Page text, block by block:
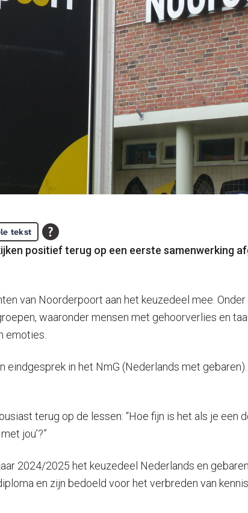
tekst
positief terug op een eerste samenwerking
van Noorderpoort aan het keuzedeel mee.
waaronder mensen met gehoorverlies en
emoties.
eindgesprek in het NmG (Nederlands met
terug op de lessen: “Hoe fijn is het als je
jou’?”
2024/2025 het keuzedeel Nederlands en
en zijn bedoeld voor het verbreden van